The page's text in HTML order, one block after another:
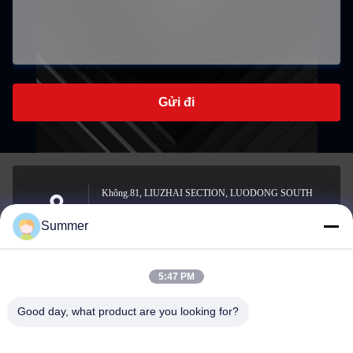
Gửi đi
Địa chỉ
Không.81, LIUZHAI SECTION, LUODONG SOUTH
Email
sale2@zhejiangyuhao.com
Summer
5:47 PM
Good day, what product are you looking for?